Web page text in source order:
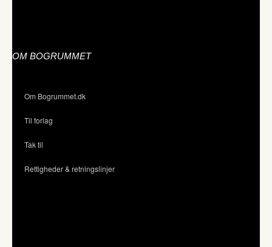
OM BOGRUMMET
Om Bogrummet.dk
Til forlag
Tak til
Rettigheder & retningslinjer